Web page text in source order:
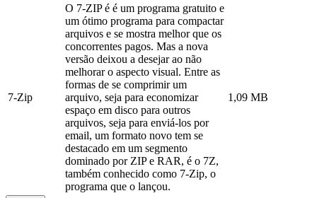
7-Zip
O 7-ZIP é é um programa gratuito e
um ótimo programa para compactar
arquivos e se mostra melhor que os
concorrentes pagos. Mas a nova
versão deixou a desejar ao não
melhorar o aspecto visual. Entre as
formas de se comprimir um
arquivo, seja para economizar
espaço em disco para outros
arquivos, seja para enviá-los por
email, um formato novo tem se
destacado em um segmento
dominado por ZIP e RAR, é o 7Z,
também conhecido como 7-Zip, o
programa que o lançou.
1,09 MB